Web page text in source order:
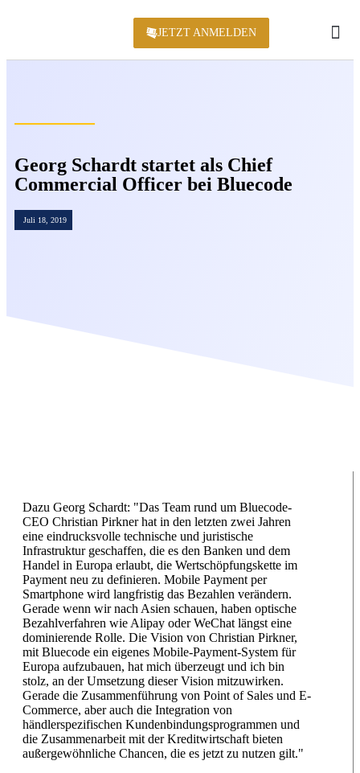
JETZT ANMELDEN
Georg Schardt startet als Chief
Commercial Officer bei Bluecode
Juli 18, 2019
Dazu Georg Schardt: "Das Team rund um Bluecode-
CEO Christian Pirkner hat in den letzten zwei Jahren
eine eindrucksvolle technische und juristische
Infrastruktur geschaffen, die es den Banken und dem
Handel in Europa erlaubt, die Wertschöpfungskette im
Payment neu zu definieren. Mobile Payment per
Smartphone wird langfristig das Bezahlen verändern.
Gerade wenn wir nach Asien schauen, haben optische
Bezahlverfahren wie Alipay oder WeChat längst eine
dominierende Rolle. Die Vision von Christian Pirkner,
mit Bluecode ein eigenes Mobile-Payment-System für
Europa aufzubauen, hat mich überzeugt und ich bin
stolz, an der Umsetzung dieser Vision mitzuwirken.
Gerade die Zusammenführung von Point of Sales und E-
Commerce, aber auch die Integration von
händlerspezifischen Kundenbindungsprogrammen und
die Zusammenarbeit mit der Kreditwirtschaft bieten
außergewöhnliche Chancen, die es jetzt zu nutzen gilt."